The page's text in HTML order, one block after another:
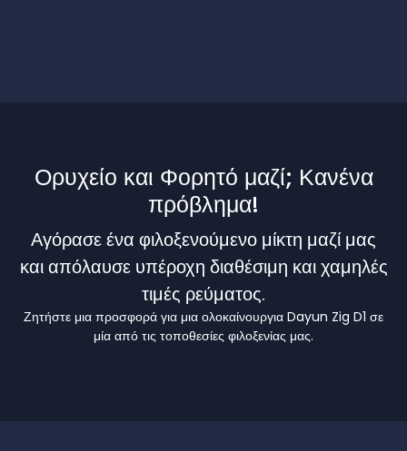
Ορυχείο και Φορητό μαζί; Κανένα
πρόβλημα!
Αγόρασε ένα φιλοξενούμενο μίκτη μαζί μας
και απόλαυσε υπέροχη διαθέσιμη και χαμηλές
τιμές ρεύματος.
Ζητήστε μια προσφορά για μια ολοκαίνουργια Dayun Zig D1 σε
μία από τις τοποθεσίες φιλοξενίας μας.